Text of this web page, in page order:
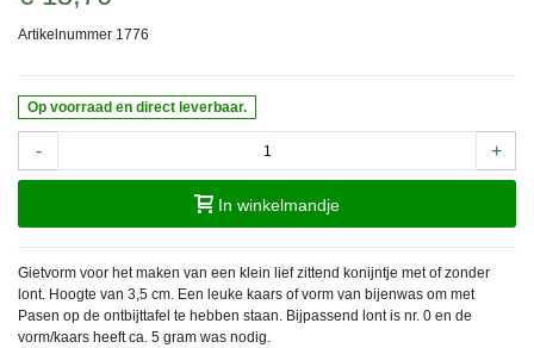
Artikelnummer 1776
Op voorraad en direct leverbaar.
- +
In winkelmandje
Gietvorm voor het maken van een klein lief zittend konijntje met of zonder
lont. Hoogte van 3,5 cm. Een leuke kaars of vorm van bijenwas om met
Pasen op de ontbijttafel te hebben staan. Bijpassend lont is nr. 0 en de
vorm/kaars heeft ca. 5 gram was nodig.